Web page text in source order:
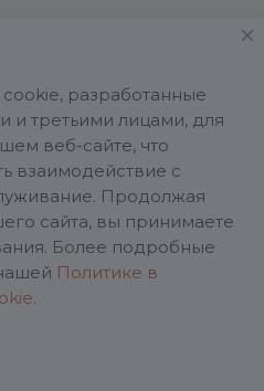
661219180590 ОГРН
разработанные
и третьими лицами, для
веб-сайте, что
взаимодействие с
Продолжая
сайта, вы принимаете
Более подробные
Политике в
.